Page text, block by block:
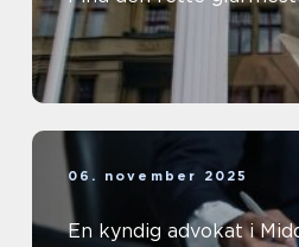
06. november 2025
En kyndig advokat i